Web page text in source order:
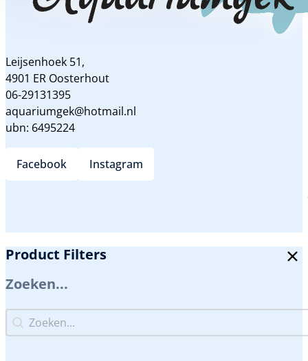
Leijsenhoek 51,
4901 ER Oosterhout
06-29131395
aquariumgek@hotmail.nl
ubn: 6495224
Facebook Instagram
Product Filters
Zoeken...
Zoeken...
Zoeken...